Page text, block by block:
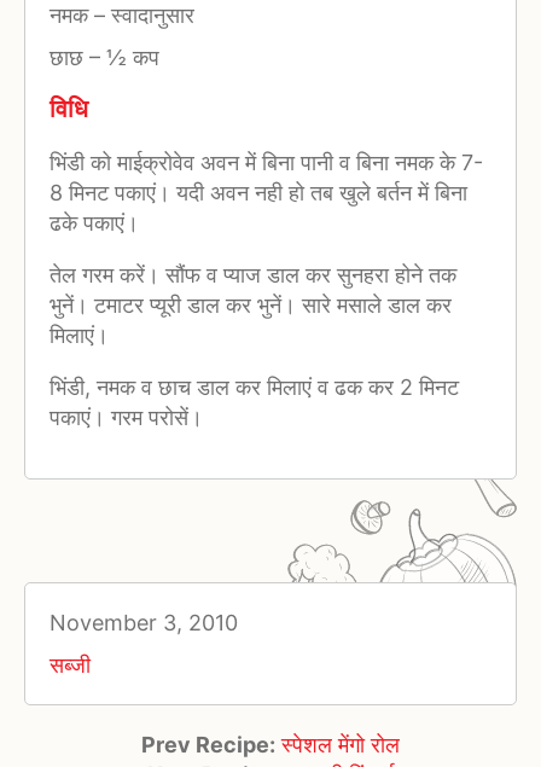
नमक–स्वादानुसार
छाछ – ½ कप
विधि
भिंडी को माईक्रोवेव अवन में बिना पानी व बिना नमक के 7-
8 मिनट पकाएं। यदी अवन नही हो तब खुले बर्तन में बिना
ढके पकाएं।
तेल गरम करें। सौंफ व प्याज डाल कर सुनहरा होने तक
भुनें। टमाटर प्यूरी डाल कर भुनें। सारे मसाले डाल कर
मिलाएं।
भिंडी, नमक व छाच डाल कर मिलाएं व ढक कर 2 मिनट
पकाएं। गरम परोसें।
November 3, 2010
सब्जी
Prev Recipe: स्पेशल मेंगो रोल